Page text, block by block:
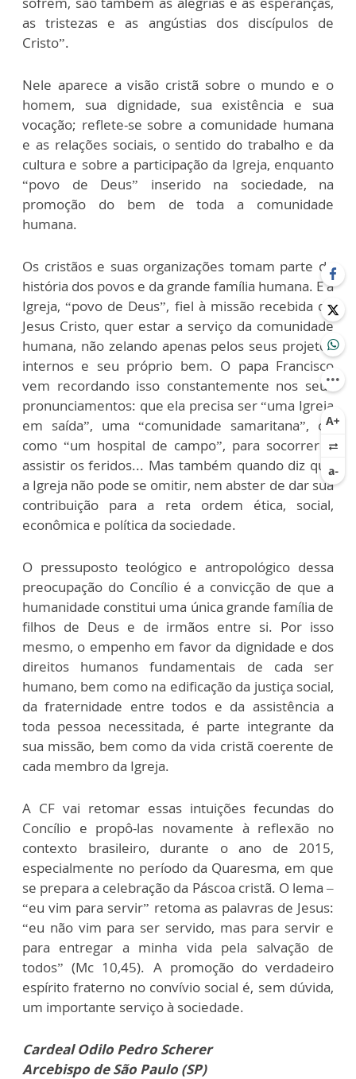
as tristezas e as angústias dos discípulos de
Cristo”.
Nele aparece a visão cristã sobre o mundo e o
homem, sua dignidade, sua existência e sua
vocação; reflete-se sobre a comunidade humana
e as relações sociais, o sentido do trabalho e da
cultura e sobre a participação da Igreja, enquanto
“povo de Deus” inserido na sociedade, na
promoção do bem de toda a comunidade
humana.
Os cristãos e suas organizações tomam parte da
história dos povos e da grande família humana. E a
Igreja, “povo de Deus”, fiel à missão recebida de
Jesus Cristo, quer estar a serviço da comunidade
humana, não zelando apenas pelos seus projetos
internos e seu próprio bem. O papa Francisco
vem recordando isso constantemente nos seus
pronunciamentos: que ela precisa ser “uma Igreja
em saída”, uma “comunidade samaritana”, ou
como “um hospital de campo”, para socorrer e
assistir os feridos... Mas também quando diz que
a Igreja não pode se omitir, nem abster de dar sua
contribuição para a reta ordem ética, social,
econômica e política da sociedade.
O pressuposto teológico e antropológico dessa
preocupação do Concílio é a convicção de que a
humanidade constitui uma única grande família de
filhos de Deus e de irmãos entre si. Por isso
mesmo, o empenho em favor da dignidade e dos
direitos humanos fundamentais de cada ser
humano, bem como na edificação da justiça social,
da fraternidade entre todos e da assistência a
toda pessoa necessitada, é parte integrante da
sua missão, bem como da vida cristã coerente de
cada membro da Igreja.
A CF vai retomar essas intuições fecundas do
Concílio e propô-las novamente à reflexão no
contexto brasileiro, durante o ano de 2015,
especialmente no período da Quaresma, em que
se prepara a celebração da Páscoa cristã. O lema –
“eu vim para servir” retoma as palavras de Jesus:
“eu não vim para ser servido, mas para servir e
para entregar a minha vida pela salvação de
todos” (Mc 10,45). A promoção do verdadeiro
espírito fraterno no convívio social é, sem dúvida,
um importante serviço à sociedade.
Cardeal Odilo Pedro Scherer
Arcebispo de São Paulo (SP)